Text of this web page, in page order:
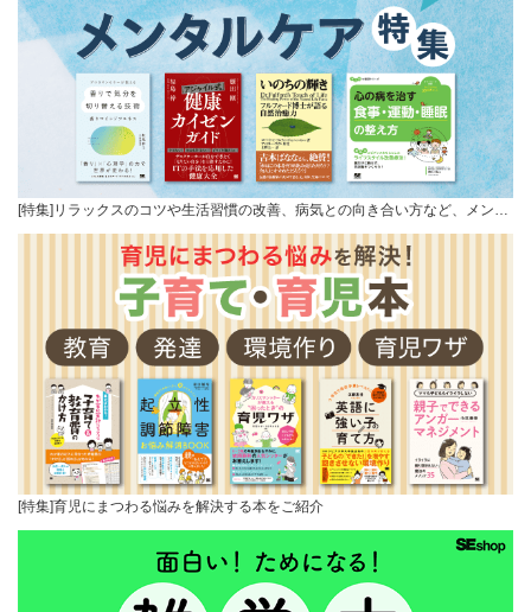
[特集]リラックスのコツや生活習慣の改善、病気との向き合い方など、メン…
[特集]育児にまつわる悩みを解決する本をご紹介